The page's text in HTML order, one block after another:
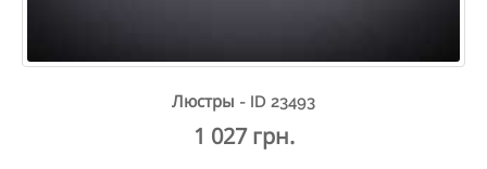
Люстры - ID 23493
1 027 грн.